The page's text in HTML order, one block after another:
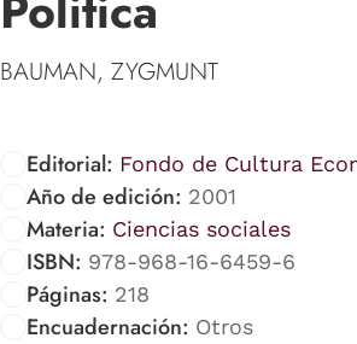
BAUMAN, ZYGMUNT
Editorial: Fondo de Cultura
Año de edición: 2001
Materia: Ciencias sociales
ISBN: 978-968-16-6459-6
Páginas: 218
Encuadernación: Otros